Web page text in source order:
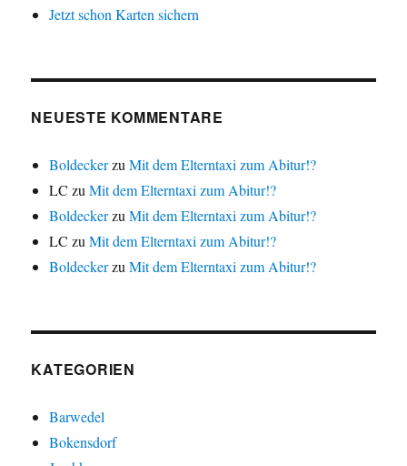
Jetzt schon Karten sichern
NEUESTE KOMMENTARE
BoldeckerzuMit dem Elterntaxi zum Abitur!?
LC zuMit dem Elterntaxi zum Abitur!?
BoldeckerzuMit dem Elterntaxi zum Abitur!?
LC zuMit dem Elterntaxi zum Abitur!?
BoldeckerzuMit dem Elterntaxi zum Abitur!?
KATEGORIEN
Barwedel
Bokensdorf